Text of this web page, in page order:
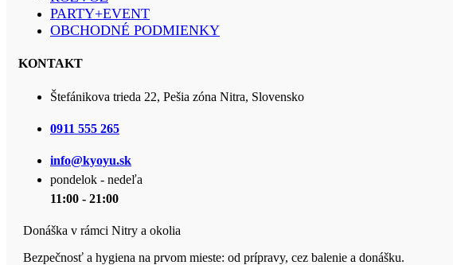
PARTY+EVENT
OBCHODNÉ PODMIENKY
KONTAKT
Štefánikova trieda 22, Pešia zóna Nitra, Slovensko
0911 555 265
info@kyoyu.sk
pondelok - nedeľa
11:00 - 21:00
Donáška v rámci Nitry a okolia
Bezpečnosť a hygiena na prvom mieste: od prípravy, cez balenie a donášku.